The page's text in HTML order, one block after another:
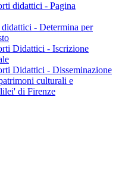
didattici - Pagina
- Determina per
Didattici - Iscrizione
Didattici - Disseminazione
culturali e
di Firenze